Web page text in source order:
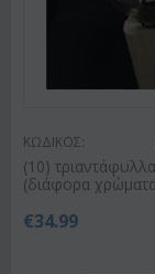
ΚΩΔΙΚΟΣ:
(10)
(διάφορα
€34.99